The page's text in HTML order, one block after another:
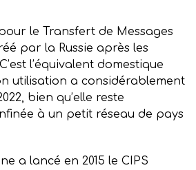
pour le Transfert de Messages
par la Russie après les
l’équivalent domestique
utilisation a considérablement
bien qu’elle reste
à un petit réseau de pays
a lancé en 2015 le CIPS